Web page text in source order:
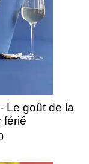
Le goût de la
férié